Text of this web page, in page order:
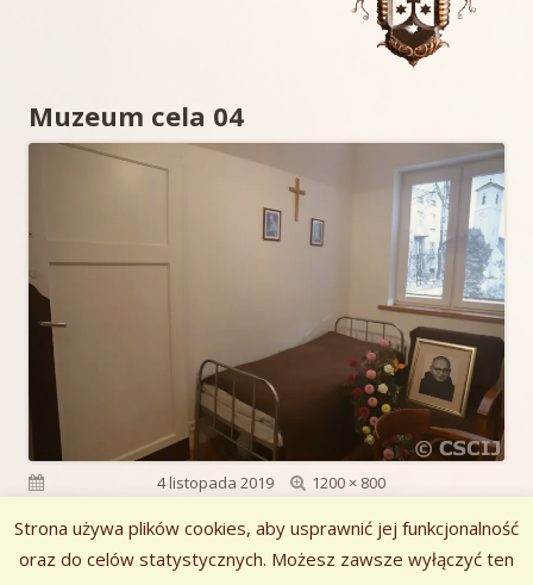
Muzeum cela 04
Opublikowano4 listopada 2019
Pełny
rozmiar
1200 × 800
Poprzedni obrazek Następny obrazek
Strona używa plików cookies, aby usprawnić jej funkcjonalność
oraz do celów statystycznych. Możesz zawsze wyłączyć ten